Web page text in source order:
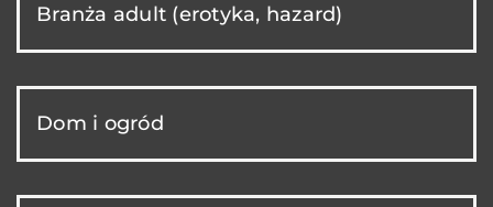
Branża adult (erotyka, hazard)
Dom i ogród